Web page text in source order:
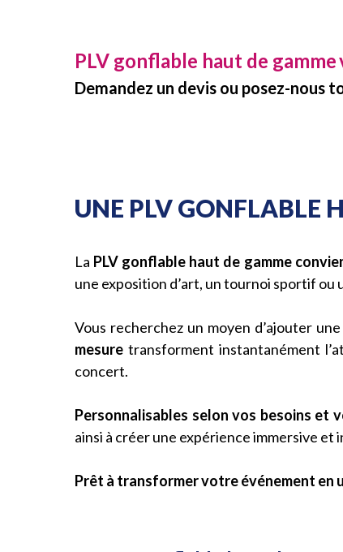
PLV gonflable haut de gamme
Demandez un devis ou posez-nous
UNE PLV GONFLABLE
La PLV gonflable haut de gamme
une exposition d’art, un tournoi sportif ou
Vous recherchez un moyen d’ajouter
mesure transforment instantanément
concert.
Personnalisables selon vos besoins et
ainsi à créer une expérience immersive
Prêt à transformer votre événement en